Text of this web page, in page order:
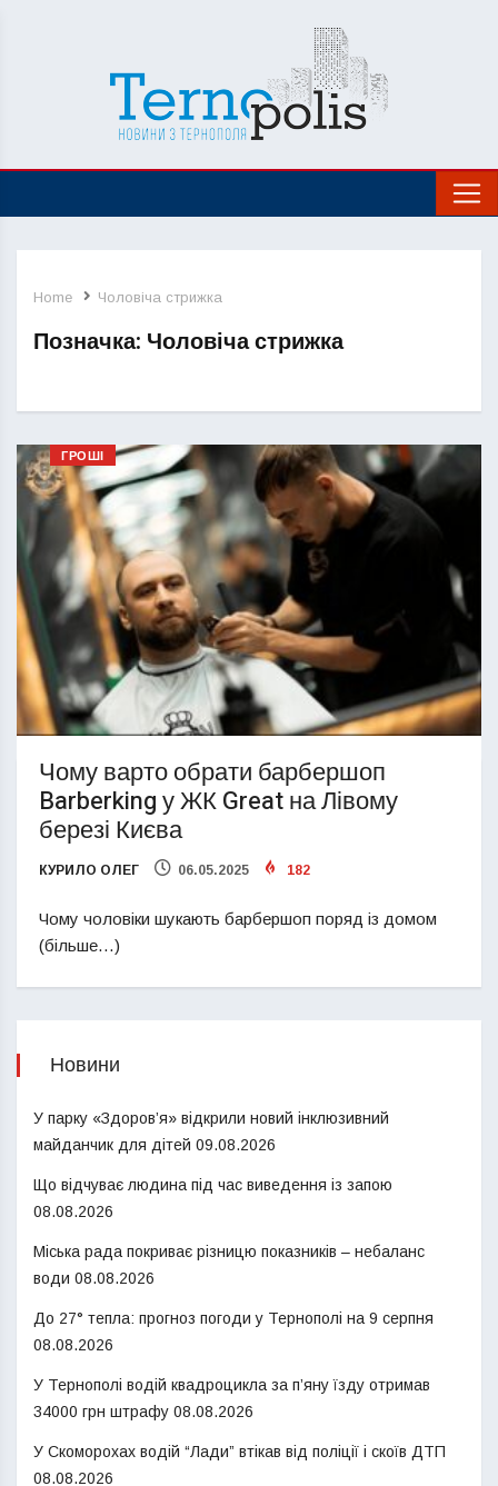
Home Чоловіча стрижка
Позначка: Чоловіча стрижка
ГРОШІ
Чому варто обрати барбершоп
Barberking у ЖК Great на Лівому
березі Києва
КУРИЛО ОЛЕГ 06.05.2025 182
Чому чоловіки шукають барбершоп поряд із домом
(більше…)
Новини
У парку «Здоров’я» відкрили новий інклюзивний
майданчик для дітей 09.08.2026
Що відчуває людина під час виведення із запою
08.08.2026
Міська рада покриває різницю показників – небаланс
води 08.08.2026
До 27° тепла: прогноз погоди у Тернополі на 9 серпня
08.08.2026
У Тернополі водій квадроцикла за п’яну їзду отримав
34000 грн штрафу 08.08.2026
У Скоморохах водій “Лади” втікав від поліції і скоїв ДТП
08.08.2026